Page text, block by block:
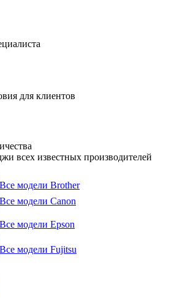
для клиентов
всех известных производителей
Все модели Brother
Все модели Canon
Все модели Epson
Все модели Fujitsu